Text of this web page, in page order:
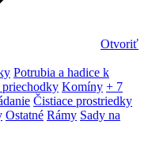
Otvoriť
Potrubia a hadice k
Komíny + 7
Čistiace prostriedky
Ostatné Rámy Sady na